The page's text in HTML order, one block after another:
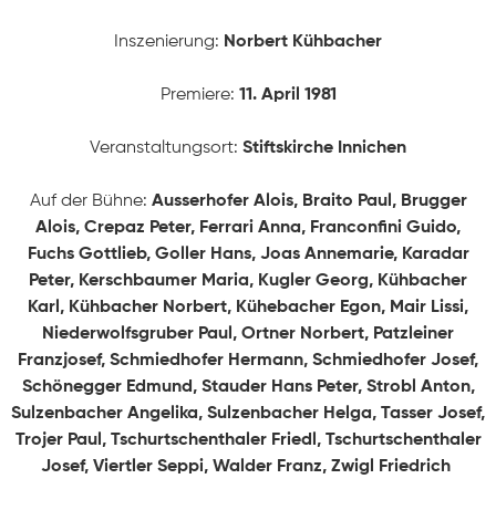
STARTSEITE
PRODUKTIONEN
ÜBER UNS
Geschichte
KONTAKT
Inszenierung: Norbert Kühbacher
Premiere: 11. April 1981
Veranstaltungsort: Stiftskirche Innichen
Auf der Bühne: Ausserhofer Alois, Braito Paul, Brugger
Alois, Crepaz Peter, Ferrari Anna, Franconfini Guido,
Fuchs Gottlieb, Goller Hans, Joas Annemarie, Karadar
Peter, Kerschbaumer Maria, Kugler Georg, Kühbacher
Karl, Kühbacher Norbert, Kühebacher Egon, Mair Lissi,
Niederwolfsgruber Paul, Ortner Norbert, Patzleiner
Franzjosef, Schmiedhofer Hermann, Schmiedhofer Josef,
Schönegger Edmund, Stauder Hans Peter, Strobl Anton,
Sulzenbacher Angelika, Sulzenbacher Helga, Tasser Josef,
Trojer Paul, Tschurtschenthaler Friedl, Tschurtschenthaler
Josef, Viertler Seppi, Walder Franz, Zwigl Friedrich